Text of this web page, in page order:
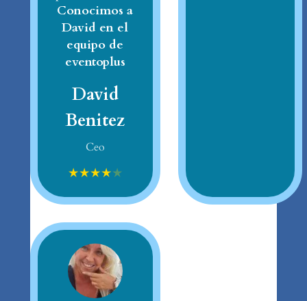
Conocimos a
David en el
equipo de
eventoplus
David
Benitez
Ceo
★★★★★